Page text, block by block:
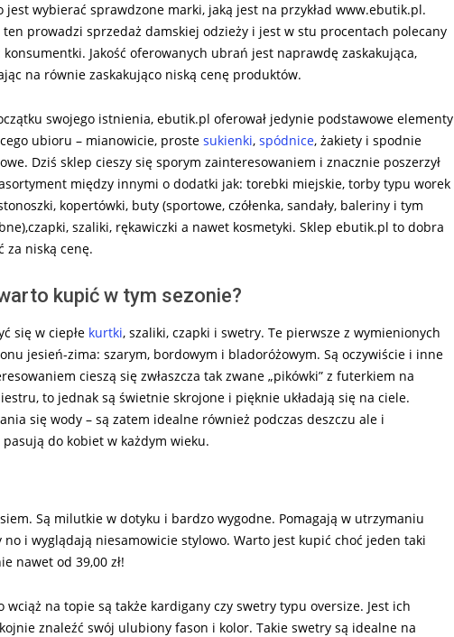
jest wybierać sprawdzone marki, jaką jest na przykład www.ebutik.pl.
ten prowadzi sprzedaż damskiej odzieży i jest w stu procentach polecany
konsumentki. Jakość oferowanych ubrań jest naprawdę zaskakująca,
na równie zaskakująco niską cenę produktów.
swojego istnienia, ebutik.pl oferował jedynie podstawowe elementy
ubioru – mianowicie, proste sukienki, spódnice, żakiety i spodnie
Dziś sklep cieszy się sporym zainteresowaniem i znacznie poszerzył
między innymi o dodatki jak: torebki miejskie, torby typu worek
kopertówki, buty (sportowe, czółenka, sandały, baleriny i tym
szaliki, rękawiczki a nawet kosmetyki. Sklep ebutik.pl to dobra
za niską cenę.
kupić w tym sezonie?
się w ciepłe kurtki, szaliki, czapki i swetry. Te pierwsze z wymienionych
jesień-zima: szarym, bordowym i bladoróżowym. Są oczywiście i inne
cieszą się zwłaszcza tak zwane „pikówki” z futerkiem na
to jednak są świetnie skrojone i pięknie układają się na ciele.
się wody – są zatem idealne również podczas deszczu ale i
do kobiet w każdym wieku.
Są milutkie w dotyku i bardzo wygodne. Pomagają w utrzymaniu
i wyglądają niesamowicie stylowo. Warto jest kupić choć jeden taki
nawet od 39,00 zł!
na topie są także kardigany czy swetry typu oversize. Jest ich
znaleźć swój ulubiony fason i kolor. Takie swetry są idealne na